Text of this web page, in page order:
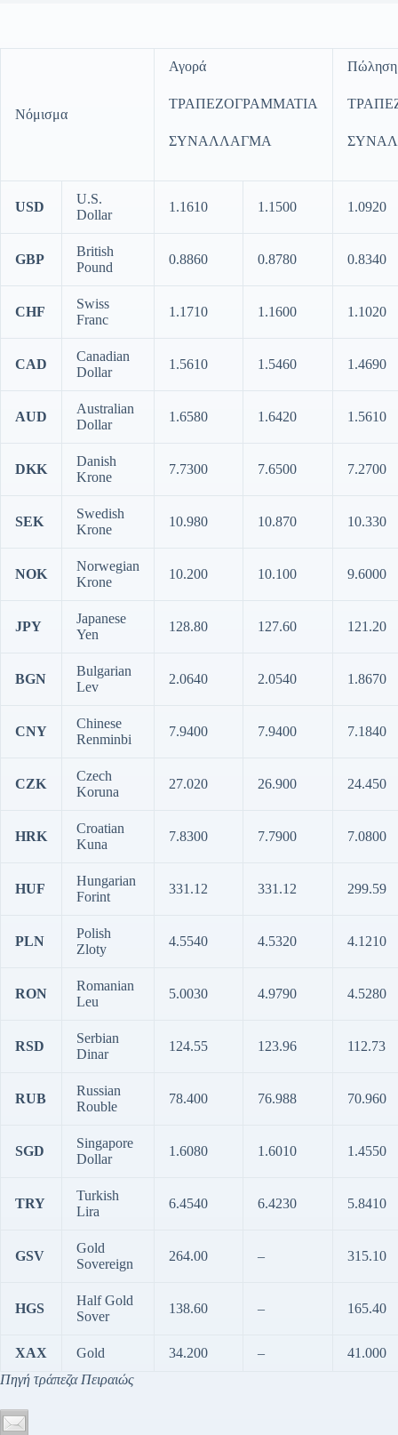
Νόμισμα
Αγορά
ΤΡΑΠΕΖΟΓΡΑΜΜΑΤΙΑ
ΣΥΝΑΛΛΑΓΜΑ
Πώληση
USD
U.S.
Dollar
1.1610 1.1500 1.0920
GBP
British
Pound
0.8860 0.8780 0.8340
CHF
Swiss
Franc
1.1710 1.1600 1.1020
CAD
Canadian
Dollar
1.5610 1.5460 1.4690
AUD
Australian
Dollar
1.6580 1.6420 1.5610
DKK
Danish
Krone
7.7300 7.6500 7.2700
SEK
Swedish
Krone
10.980 10.870 10.330
NOK
Norwegian
Krone
10.200 10.100 9.6000
JPY
Japanese
Yen
128.80 127.60 121.20
BGN
Bulgarian
Lev
2.0640 2.0540 1.8670
CNY
Chinese
Renminbi
7.9400 7.9400 7.1840
CZK
Czech
Koruna
27.020 26.900 24.450
HRK
Croatian
Kuna
7.8300 7.7900 7.0800
HUF
Hungarian
Forint
331.12 331.12 299.59
PLN
Polish
Zloty
4.5540 4.5320 4.1210
RON
Romanian
Leu
5.0030 4.9790 4.5280
RSD
Serbian
Dinar
124.55 123.96 112.73
RUB
Russian
Rouble
78.400 76.988 70.960
SGD
Singapore
Dollar
1.6080 1.6010 1.4550
TRY
Turkish
Lira
6.4540 6.4230 5.8410
GSV
Gold
Sovereign
264.00 – 315.10
HGS
Half Gold
Sover
138.60 – 165.40
XAX Gold 34.200 –
41.000
Πηγή τράπεζα Πειραιώς